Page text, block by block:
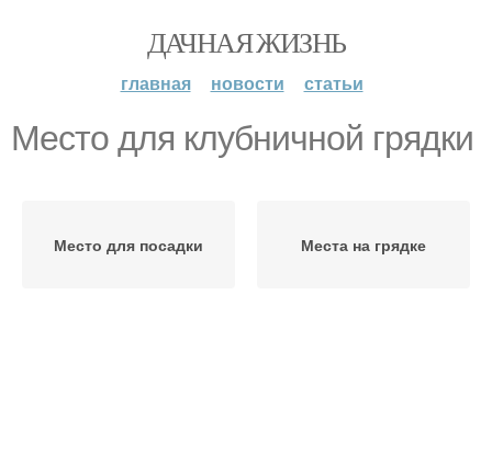
ДАЧНАЯ ЖИЗНЬ
главная новости статьи
Место для клубничной грядки
Место для посадки Места на грядке